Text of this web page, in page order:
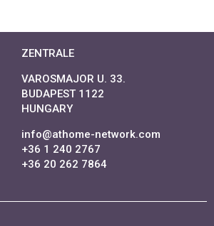
ZENTRALE
VAROSMAJOR U. 33.
BUDAPEST 1122
HUNGARY
info@athome-network.com
+36 1 240 2767
+36 20 262 7864